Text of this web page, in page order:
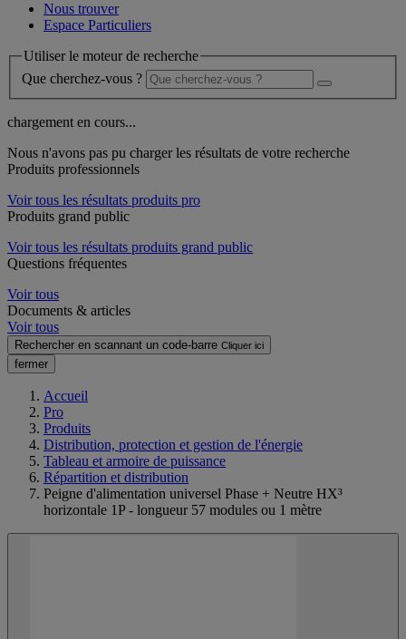
Nous trouver
Espace Particuliers
Utiliser le moteur de recherche
Que cherchez-vous ?
chargement en cours...
Nous n'avons pas pu charger les résultats de votre recherche
Produits professionnels
Voir tous les résultats produits pro
Produits grand public
Voir tous les résultats produits grand public
Questions fréquentes
Voir tous
Documents & articles
Voir tous
Rechercher en scannant un code-barre Cliquer ici
fermer
Accueil
Pro
Produits
Distribution, protection et gestion de l'énergie
Tableau et armoire de puissance
Répartition et distribution
Peigne d'alimentation universel Phase + Neutre HX³
horizontale 1P - longueur 57 modules ou 1 mètre